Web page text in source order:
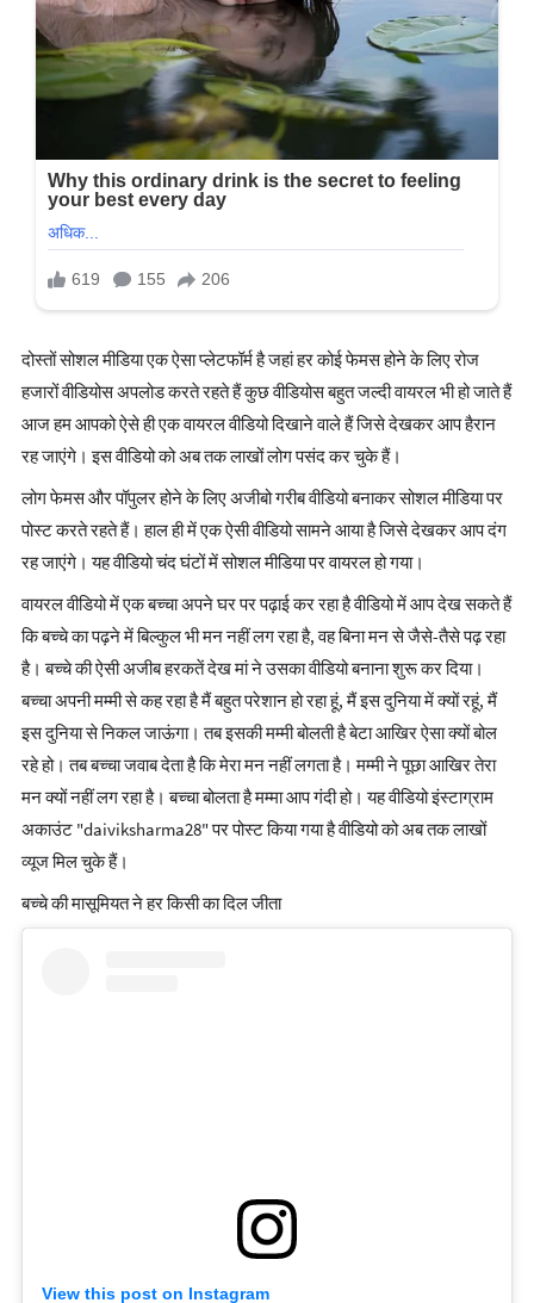
दोस्तों सोशल मीडिया एक ऐसा प्लेटफॉर्म है जहां हर कोई फेमस होने के लिए रोज
हजारों वीडियोस अपलोड करते रहते हैं कुछ वीडियोस बहुत जल्दी वायरल भी हो जाते हैं
आज हम आपको ऐसे ही एक वायरल वीडियो दिखाने वाले हैं जिसे देखकर आप हैरान
रह जाएंगे। इस वीडियो को अब तक लाखों लोग पसंद कर चुके हैं।
लोग फेमस और पॉपुलर होने के लिए अजीबो गरीब वीडियो बनाकर सोशल मीडिया पर
पोस्ट करते रहते हैं। हाल ही में एक ऐसी वीडियो सामने आया है जिसे देखकर आप दंग
रह जाएंगे। यह वीडियो चंद घंटों में सोशल मीडिया पर वायरल हो गया।
वायरल वीडियो में एक बच्चा अपने घर पर पढ़ाई कर रहा है वीडियो में आप देख सकते हैं
कि बच्चे का पढ़ने में बिल्कुल भी मन नहीं लग रहा है, वह बिना मन से जैसे-तैसे पढ़ रहा
है। बच्चे की ऐसी अजीब हरकतें देख मां ने उसका वीडियो बनाना शुरू कर दिया।
बच्चा अपनी मम्मी से कह रहा है मैं बहुत परेशान हो रहा हूं, मैं इस दुनिया में क्यों रहूं, मैं
इस दुनिया से निकल जाऊंगा। तब इसकी मम्मी बोलती है बेटा आखिर ऐसा क्यों बोल
रहे हो। तब बच्चा जवाब देता है कि मेरा मन नहीं लगता है। मम्मी ने पूछा आखिर तेरा
मन क्यों नहीं लग रहा है। बच्चा बोलता है मम्मा आप गंदी हो। यह वीडियो इंस्टाग्राम
अकाउंट "daiviksharma28" पर पोस्ट किया गया है वीडियो को अब तक लाखों
व्यूज मिल चुके हैं।
बच्चे की मासूमियत ने हर किसी का दिल जीता
View this post on Instagram